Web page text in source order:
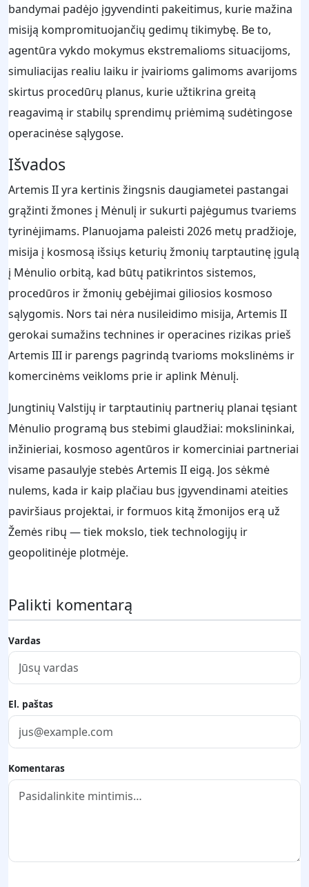
bandymai padėjo įgyvendinti pakeitimus, kurie mažina
misiją kompromituojančių gedimų tikimybę. Be to,
agentūra vykdo mokymus ekstremalioms situacijoms,
simuliacijas realiu laiku ir įvairioms galimoms avarijoms
skirtus procedūrų planus, kurie užtikrina greitą
reagavimą ir stabilų sprendimų priėmimą sudėtingose
operacinėse sąlygose.
Išvados
Artemis II yra kertinis žingsnis daugiametei pastangai
grąžinti žmones į Mėnulį ir sukurti pajėgumus tvariems
tyrinėjimams. Planuojama paleisti 2026 metų pradžioje,
misija į kosmosą išsiųs keturių žmonių tarptautinę įgulą
į Mėnulio orbitą, kad būtų patikrintos sistemos,
procedūros ir žmonių gebėjimai giliosios kosmoso
sąlygomis. Nors tai nėra nusileidimo misija, Artemis II
gerokai sumažins technines ir operacines rizikas prieš
Artemis III ir parengs pagrindą tvarioms mokslinėms ir
komercinėms veikloms prie ir aplink Mėnulį.
Jungtinių Valstijų ir tarptautinių partnerių planai tęsiant
Mėnulio programą bus stebimi glaudžiai: mokslininkai,
inžinieriai, kosmoso agentūros ir komerciniai partneriai
visame pasaulyje stebės Artemis II eigą. Jos sėkmė
nulems, kada ir kaip plačiau bus įgyvendinami ateities
paviršiaus projektai, ir formuos kitą žmonijos erą už
Žemės ribų — tiek mokslo, tiek technologijų ir
geopolitinėje plotmėje.
Palikti komentarą
Vardas
El. paštas
Komentaras